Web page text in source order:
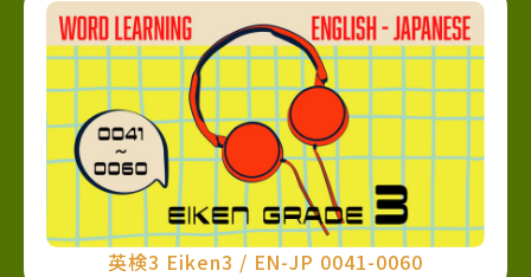
英検3 Eiken3 / EN-JP 0041-0060